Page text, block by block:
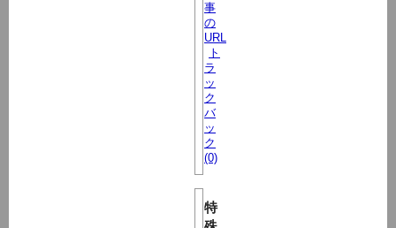
事
の
URL
ト
ラ
ッ
ク
バ
ッ
ク
(0)
特